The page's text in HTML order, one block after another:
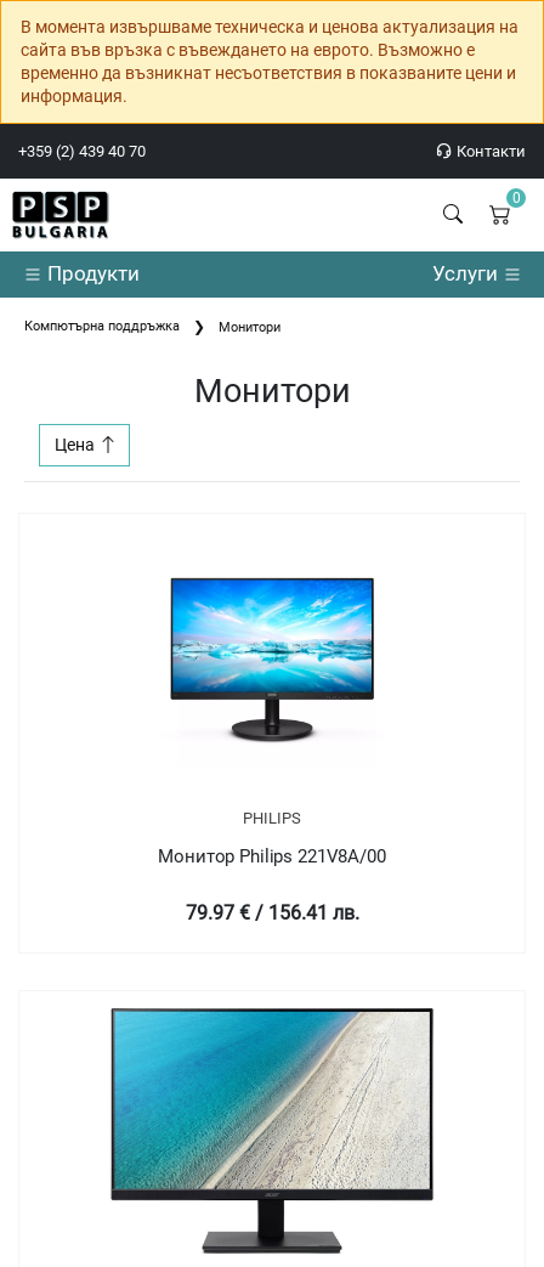
В момента извършваме техническа и ценова актуализация на
сайта във връзка с въвеждането на еврото. Възможно е
временно да възникнат несъответствия в показваните цени и
информация.
+359 (2) 439 40 70 Контакти
0
Продукти Услуги
Компютърна поддръжка Монитори
Монитори
Цена
PHILIPS
Монитор Philips 221V8A/00
79.97 € / 156.41 лв.